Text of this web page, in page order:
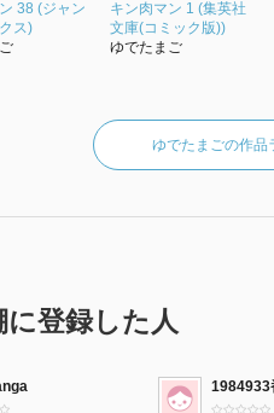
38 (ジャン
ス)
キン肉マン 1 (集英社
文庫(コミック版))
ゆでたまご
ゆでたまごの作品
に登録した人
1984933